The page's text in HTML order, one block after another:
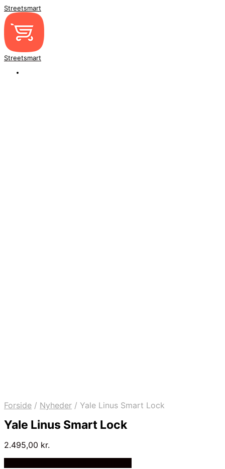
Streetsmart
Streetsmart
Forside / Nyheder / Yale Linus Smart Lock
Yale Linus Smart Lock
2.495,00 kr.